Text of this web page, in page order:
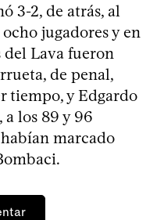
3-2, de atrás, al
jugadores y en
del Lava fueron
de penal,
tiempo, y Edgardo
a los 89 y 96
marcado